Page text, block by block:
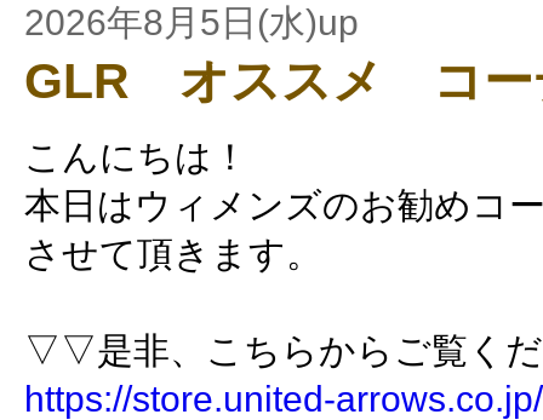
2026年8月5日(水)up
GLR オススメ コー
こんにちは！
本日はウィメンズのお勧めコ
させて頂きます。
▽▽是非、こちらからご覧く
https://store.united-